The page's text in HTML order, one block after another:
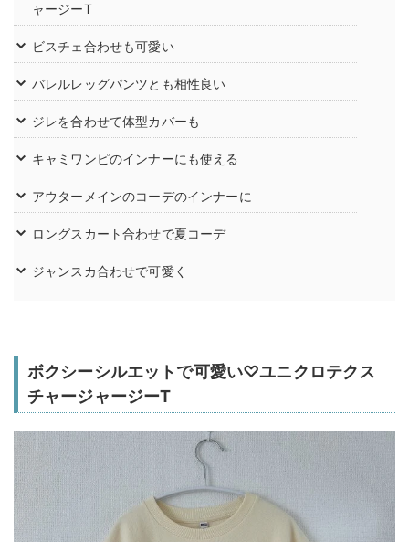
ャージーT
ビスチェ合わせも可愛い
バレルレッグパンツとも相性良い
ジレを合わせて体型カバーも
キャミワンピのインナーにも使える
アウターメインのコーデのインナーに
ロングスカート合わせで夏コーデ
ジャンスカ合わせで可愛く
ボクシーシルエットで可愛い♡ユニクロテクス
チャージャージーT